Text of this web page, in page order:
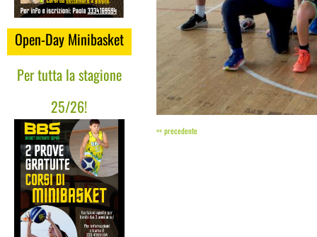
Open-Day Minibasket
Per tutta la stagione
25/26!
<< precedente